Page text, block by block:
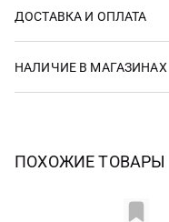
ДОСТАВКА И ОПЛАТА
НАЛИЧИЕ В МАГАЗИНАХ
ПОХОЖИЕ ТОВАРЫ